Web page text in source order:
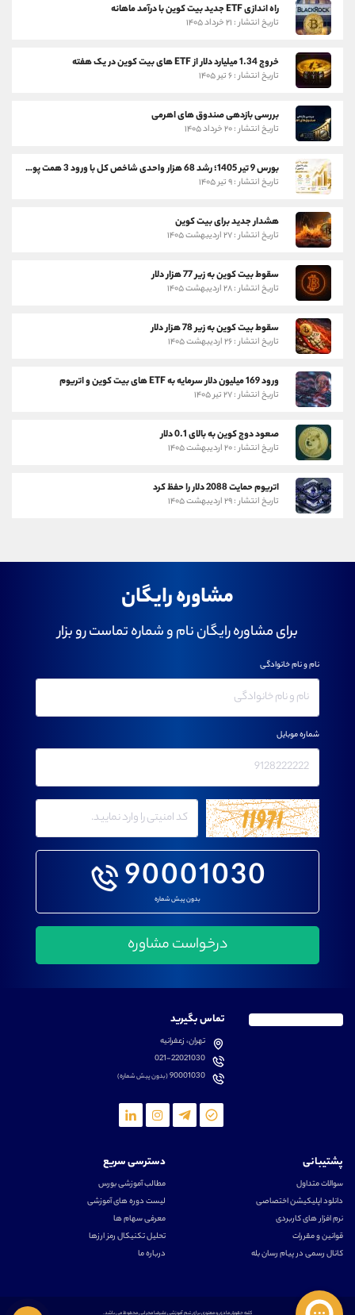
راه اندازی ETF جدید بیت کوین با درآمد ماهانه
تاریخ انتشار : ۲۱ خرداد ۱۴۰۵
خروج 1.34 میلیارد دلار از ETF های بیت کوین در یک هفته
تاریخ انتشار : ۶ تیر ۱۴۰۵
بررسی بازدهی صندوق های اهرمی
تاریخ انتشار : ۲۰ خرداد ۱۴۰۵
بورس 9 تیر 1405؛ رشد 68 هزار واحدی شاخص کل با ورود 3 همت پول حقیقی
تاریخ انتشار : ۹ تیر ۱۴۰۵
هشدار جدید برای بیت کوین
تاریخ انتشار : ۲۷ اردیبهشت ۱۴۰۵
سقوط بیت کوین به زیر 77 هزار دلار
تاریخ انتشار : ۲۸ اردیبهشت ۱۴۰۵
سقوط بیت کوین به زیر 78 هزار دلار
تاریخ انتشار : ۲۶ اردیبهشت ۱۴۰۵
ورود 169 میلیون دلار سرمایه به ETF های بیت کوین و اتریوم
تاریخ انتشار : ۲۷ تیر ۱۴۰۵
صعود دوج کوین به بالای 0.1 دلار
تاریخ انتشار : ۲۰ اردیبهشت ۱۴۰۵
اتریوم حمایت 2088 دلار را حفظ کرد
تاریخ انتشار : ۲۹ اردیبهشت ۱۴۰۵
مشاوره رایگان
برای مشاوره رایگان نام و شماره تماست رو بزار
90001030
بدون پیش شماره
نام و نام خانوادگی
شماره موبایل
تماس بگیرید
تهران، زعفرانیه
021-22021030
90001030(بدون پیش شماره)
پشتیبانی
سوالات متداول
دانلود اپلیکیشن اختصاصی
نرم افزار های کاربردی
قوانین و مقررات
کانال رسمی در پیام رسان بله
دسترسی سریع
مطالب آموزشی بورس
لیست دوره های آموزشی
معرفی سهام ها
تحلیل تکنیکال رمز ارزها
درباره ما
کلیه حقوق مادی و معنوی برای تیم آموزشی علیرضا محرابی محفوظ می باشد.